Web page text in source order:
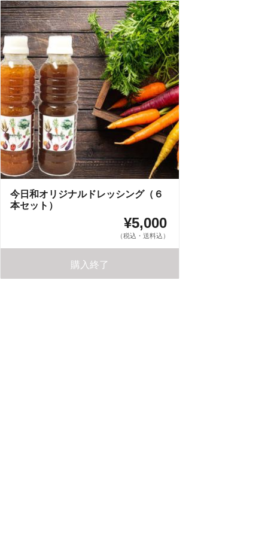
今日和オリジナルドレッシング（６
本セット）
¥5,000
（税込・送料込）
購入終了